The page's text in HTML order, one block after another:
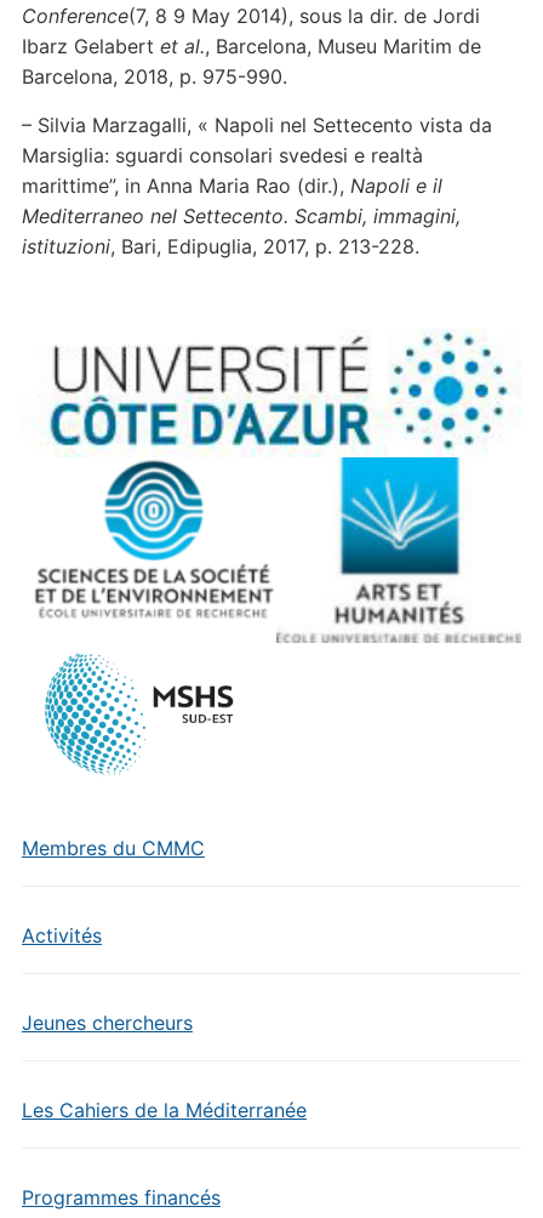
Membres du CMMC
Activités
Jeunes chercheurs
Les Cahiers de la Méditerranée
Programmes financés
Conference(7, 8 9 May 2014), sous la dir. de Jordi
Ibarz Gelabert et al., Barcelona, Museu Maritim de
Barcelona, 2018, p. 975-990.
– Silvia Marzagalli, « Napoli nel Settecento vista da
Marsiglia: sguardi consolari svedesi e realtà
marittime”, in Anna Maria Rao (dir.), Napoli e il
Mediterraneo nel Settecento. Scambi, immagini,
istituzioni, Bari, Edipuglia, 2017, p. 213-228.